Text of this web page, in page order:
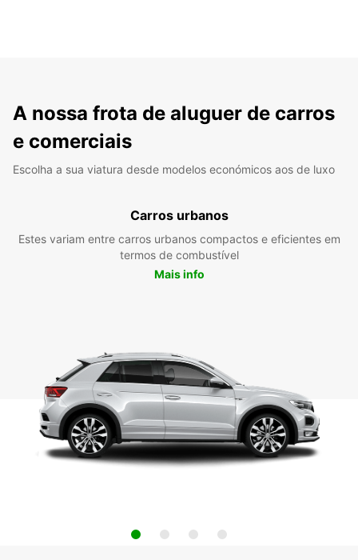
A nossa frota de aluguer de carros
e comerciais
Escolha a sua viatura desde modelos económicos aos de luxo
Carros urbanos
Estes variam entre carros urbanos compactos e eficientes em
termos de combustível
Mais info